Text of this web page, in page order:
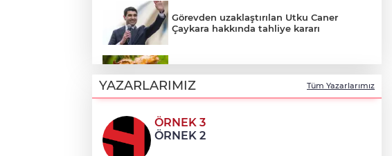
Görevden uzaklaştırılan Utku Caner
Çaykara hakkında tahliye kararı
Ağustos'ta başlıyor
6 yıl önceki kaçak avın failleri tespit
edildi! 5 yaban keçisi için ceza uygulandı
YAZARLARIMIZ Tüm Yazarlarımız
ÖRNEK 3
ÖRNEK 2